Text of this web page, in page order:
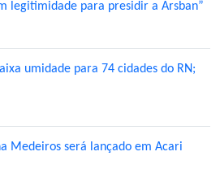
legitimidade para presidir a Arsban”
umidade para 74 cidades do RN;
Medeiros será lançado em Acari